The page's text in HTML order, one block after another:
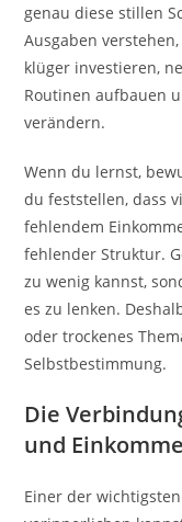
genau diese stillen
Ausgaben
klüger investieren,
Routinen aufbauen
verändern.
Wenn du lernst,
du feststellen, dass
fehlendem
fehlender Struktur.
zu wenig kannst,
es zu lenken.
oder trockenes
Selbstbestimmung.
Die
und
Einer der